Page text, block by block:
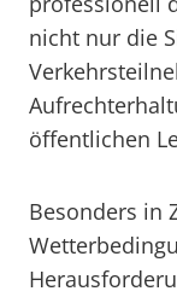
nicht nur die
öffentlichen
Besonders in